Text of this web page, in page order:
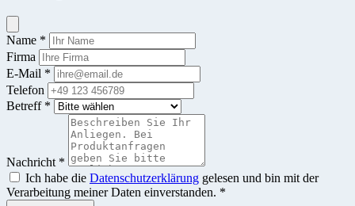
Name *
Firma
E-Mail *
Telefon
Betreff *
Nachricht *
Ich habe die Datenschutzerklärung gelesen und bin mit der
Verarbeitung meiner Daten einverstanden. *